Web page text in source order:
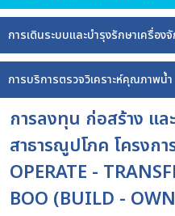
การเดินระบบและบำรุงรักษาเครื่อ
การบริการตรวจวิเคราะห์คุณภาพน้ำ
การลงทุน ก่อสร้าง แล
สาธารณูปโภค โครงก
OPERATE -
BOO (BUILD -